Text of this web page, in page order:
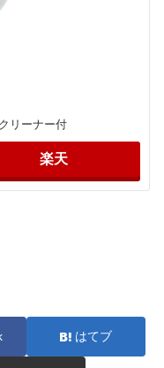
リーナー付
楽天
はてブ